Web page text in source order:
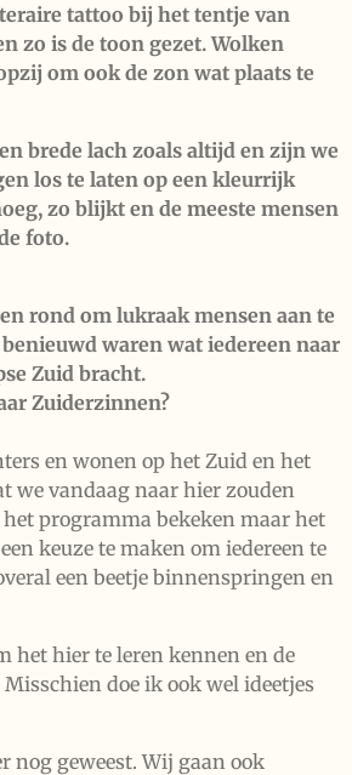
tattoo bij het tentje van
zo is de toon gezet. Wolken
om ook de zon wat plaats te
brede lach zoals altijd en zijn we
los te laten op een kleurrijk
zo blijkt en de meeste mensen
foto.
rond om lukraak mensen aan te
waren wat iedereen naar
Zuid bracht.
Zuiderzinnen?
en wonen op het Zuid en het
we vandaag naar hier zouden
het programma bekeken maar het
keuze te maken om iedereen te
een beetje binnenspringen en
het hier te leren kennen en de
doe ik ook wel ideetjes
nog geweest. Wij gaan ook